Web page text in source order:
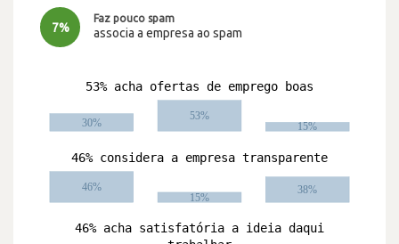
7%
Faz pouco spam
associa a empresa ao spam